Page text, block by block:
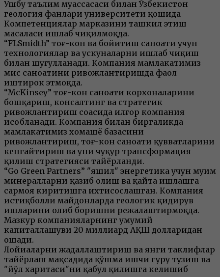
Ушбу таълим муассасаси билан Ўзбекистон
геология фанлари университети қошида
Компетенциялар марказини ташкил этиш
масаласи ишлаб чиқилмоқда.
“FLSmidth” тоғ-кон ва бойитиш саноати учун
технологиялар ва ускуналарни ишлаб чиқиш
билан шуғулланади. Компания мамлакатимиз
мис саноатини ривожлантиришда фаол
иштирок этмоқда.
“McKinsey” тоғ-кон саноати корхоналарини
бошқариш, консалтинг ва стратегик
ривожлантириш соҳасида илғор компания
ҳисобланади. Компания билан биргаликда
мамлакатимиз хомашё базасини
ривожлантириш, тоғ-кон саноати қувватларини
кенгайтириш ва уни чуқур трансформация
қилиш стратегияси тайёрланди.
“Go Green Partners” "яшил" энергетика учун муҳим
минералларни қазиб олиш ва қайта ишлашга
сармоя киритишга ихтисослашган. Компания
истиқболли майдонларда геологик қидирув
ишларини олиб боришни режалаштирмоқда.
Мазкур компанияларнинг умумий
капиталлашуви 20 миллиард АҚШ долларидан
ошади.
Лойиҳаларни жадаллаштириш ва янги таклифлар
тайёрлаш мақсадида қўшма ишчи гуруҳ тузиш ва
"йўл харитаси"ни қабул қилишга келишиб